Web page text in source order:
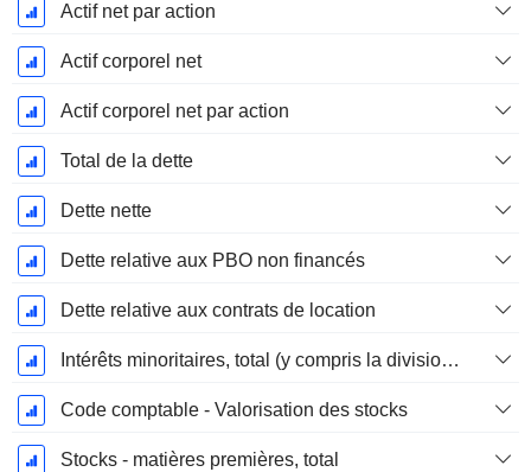
Actif net par action
Actif corporel net
Actif corporel net par action
Total de la dette
Dette nette
Dette relative aux PBO non financés
Dette relative aux contrats de location
Intérêts minoritaires, total (y compris la division financière)
Code comptable - Valorisation des stocks
Stocks - matières premières, total